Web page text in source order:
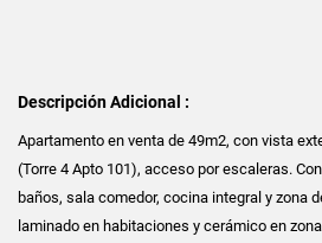
Descripción Adicional :
Apartamento en venta de 49m2, con vista
(Torre 4 Apto 101), acceso por escaleras.
baños, sala comedor, cocina integral y zona
laminado en habitaciones y cerámico en